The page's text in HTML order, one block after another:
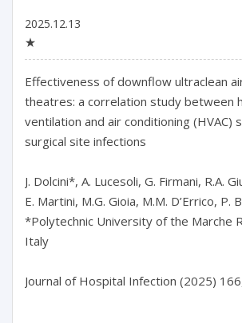
2025.12.13
★
Effectiveness of downflow ultraclean
theatres: a correlation study between
ventilation and air conditioning (HVAC)
surgical site infections
J. Dolcini*, A. Lucesoli, G. Firmani, R.A.
E. Martini, M.G. Gioia, M.M. D’Errico, P.
*Polytechnic University of the Marche
Italy
Journal of Hospital Infection (2025)